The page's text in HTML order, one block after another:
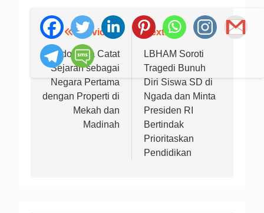
Navigasi
pos
Previous:
Indonesia Catat
Sejarah sebagai
Negara Pertama
dengan Properti di
Mekah dan
Madinah
Next:
LBHAM Soroti
Tragedi Bunuh
Diri Siswa SD di
Ngada dan Minta
Presiden RI
Bertindak
Prioritaskan
Pendidikan